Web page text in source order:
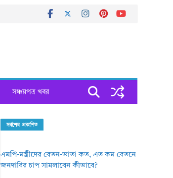
সঞ্চয়পত্র খবর
সর্বশেষ প্রকাশিত
এমপি-মন্ত্রীদের বেতন-ভাতা কত, এত কম বেতনে
জনদাবির চাপ সামলাবেন কীভাবে?